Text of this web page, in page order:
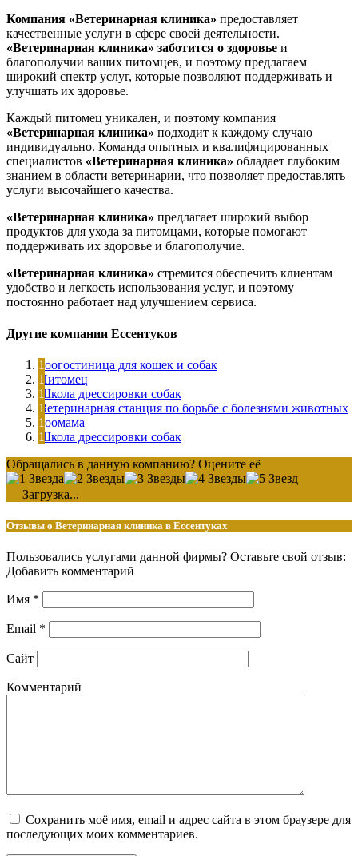
Компания «Ветеринарная клиника» предоставляет
качественные услуги в сфере своей деятельности.
«Ветеринарная клиника» заботится о здоровье и
благополучии ваших питомцев, и поэтому предлагаем
широкий спектр услуг, которые позволяют поддерживать и
улучшать их здоровье.
Каждый питомец уникален, и поэтому компания
«Ветеринарная клиника» подходит к каждому случаю
индивидуально. Команда опытных и квалифицированных
специалистов «Ветеринарная клиника» обладает глубоким
знанием в области ветеринарии, что позволяет предоставлять
услуги высочайшего качества.
«Ветеринарная клиника» предлагает широкий выбор
продуктов для ухода за питомцами, которые помогают
поддерживать их здоровье и благополучие.
«Ветеринарная клиника» стремится обеспечить клиентам
удобство и легкость использования услуг, и поэтому
постоянно работает над улучшением сервиса.
Другие компании Ессентуков
Зоогостиница для кошек и собак
Питомец
Школа дрессировки собак
Ветеринарная станция по борьбе с болезнями животных
Зоомама
Школа дрессировки собак
Обращались в данную компанию? Оцените её
Загрузка...
Отзывы о Ветеринарная клиника в Ессентуках
Пользовались услугами данной фирмы? Оставьте свой отзыв:
Добавить комментарий
Имя *
Email *
Сайт
Комментарий
Сохранить моё имя, email и адрес сайта в этом браузере для
последующих моих комментариев.